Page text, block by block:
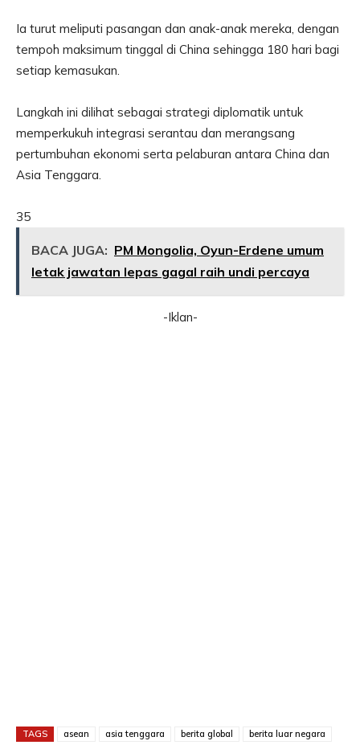
Ia turut meliputi pasangan dan anak-anak mereka, dengan
tempoh maksimum tinggal di China sehingga 180 hari bagi
setiap kemasukan.
Langkah ini dilihat sebagai strategi diplomatik untuk
memperkukuh integrasi serantau dan merangsang
pertumbuhan ekonomi serta pelaburan antara China dan
Asia Tenggara.
35
BACA JUGA: PM Mongolia, Oyun-Erdene umum
letak jawatan lepas gagal raih undi percaya
-Iklan-
TAGS asean asia tenggara berita global berita luar negara